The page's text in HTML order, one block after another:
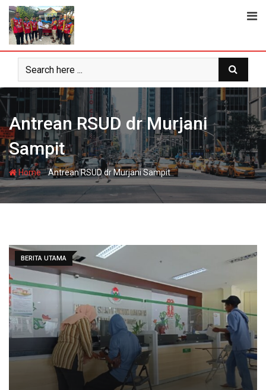
Skip
content
Antrean RSUD dr Murjani
Sampit
Home-Antrean RSUD dr Murjani Sampit
BERITA UTAMA